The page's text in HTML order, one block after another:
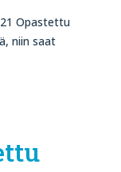
Opastettu
niin saat